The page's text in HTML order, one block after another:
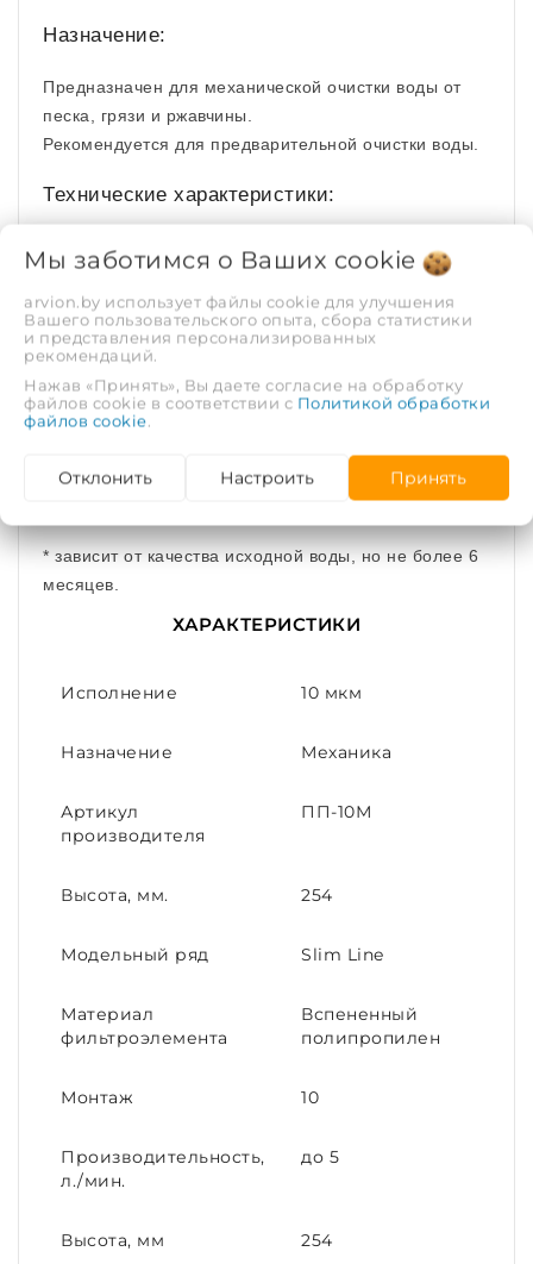
Назначение:
Предназначен для механической очистки воды от
песка, грязи и ржавчины.
Рекомендуется для предварительной очистки воды.
Технические характеристики:
Минимальный Ø задерживаемых частиц от
10 мкм
Типоразмер Slim Line 10 дюймов (h - 254 мм ± 1
мм)
Рабочая температура от +2° до +35° С
Рекомендуемая скорость фильтрации до 5 л/мин
Ресурс* до 10000 литров
* зависит от качества исходной воды, но не более 6
месяцев.
ХАРАКТЕРИСТИКИ
Исполнение 10 мкм
Назначение Механика
Артикул
производителя
ПП-10М
Высота, мм. 254
Модельный ряд Slim Line
Материал
фильтроэлемента
Вспененный
полипропилен
Монтаж 10
Производительность,
л./мин.
до 5
Высота, мм 254
Мы заботимся о Ваших cookie
arvion.by использует файлы cookie для улучшения
Вашего пользовательского опыта, сбора статистики
и представления персонализированных
рекомендаций.
Нажав «Принять», Вы даете согласие на обработку
файлов cookie в соответствии с Политикой обработки
файлов cookie.
Отклонить Настроить Принять